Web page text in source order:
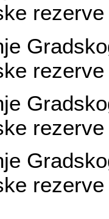
rezerve
rezerve
rezerve
rezerve